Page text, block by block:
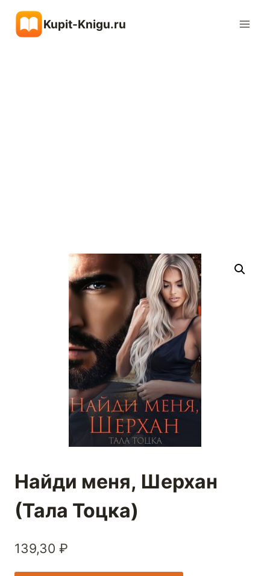
содержимому
Kupit-Knigu.ru
Найди меня, Шерхан
(Тала Тоцка)
139,30 ₽